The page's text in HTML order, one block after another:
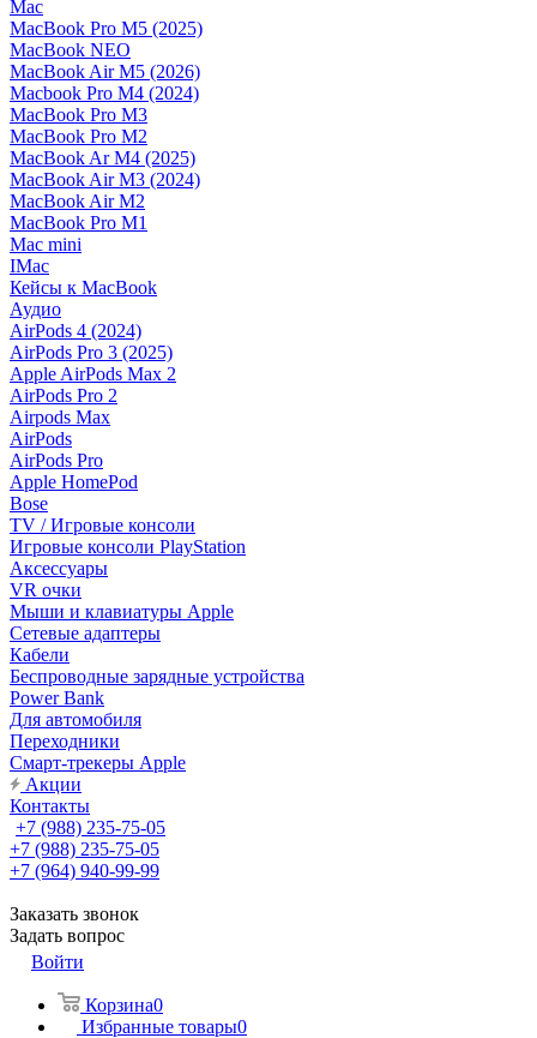
Mac
MacBook Pro M5 (2025)
MacBook NEO
MacBook Air M5 (2026)
Macbook Pro M4 (2024)
MacBook Pro M3
MacBook Pro M2
MacBook Ar M4 (2025)
MacBook Air M3 (2024)
MacBook Air M2
MacBook Pro M1
Mac mini
IMac
Кейсы к MacBook
Аудио
AirPods 4 (2024)
AirPods Pro 3 (2025)
Apple AirPods Max 2
AirPods Pro 2
Airpods Max
AirPods
AirPods Pro
Apple HomePod
Bose
TV / Игровые консоли
Игровые консоли PlayStation
Аксессуары
VR очки
Мыши и клавиатуры Apple
Сетевые адаптеры
Кабели
Беспроводные зарядные устройства
Power Bank
Для автомобиля
Переходники
Смарт-трекеры Apple
Акции
Контакты
+7 (988) 235-75-05
+7 (988) 235-75-05
+7 (964) 940-99-99
Заказать звонок
Задать вопрос
Войти
Корзина0
Избранные товары0